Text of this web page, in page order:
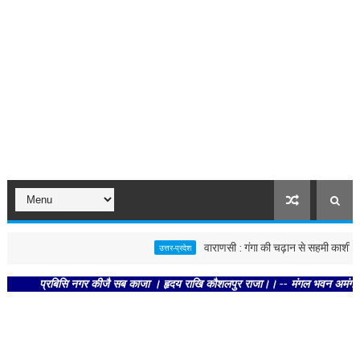
उत्तर-प्रदेश वाराणसी : गंगा की चढ़ान से सहमी काशी : छूने
प्रबिसि नगर कीजै सब काजा । हृदय राखि कौशलपुर राजा।। -- मंगल भवन अमंगल